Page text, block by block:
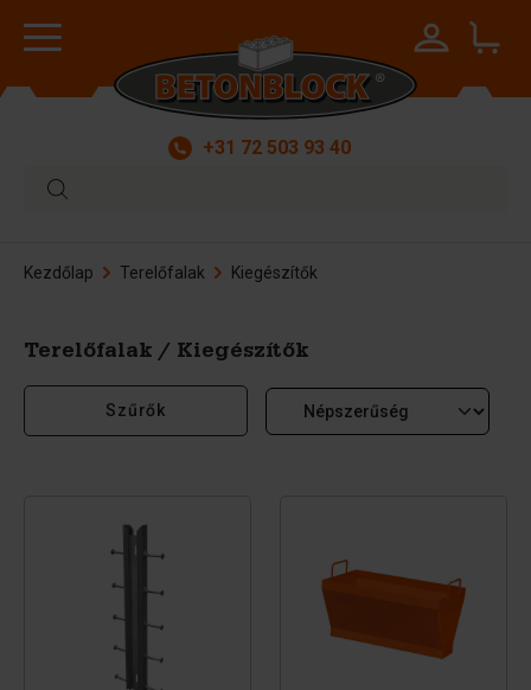
+31 72 503 93 40
Kezdőlap Terelőfalak Kiegészítők
Terelőfalak / Kiegészítők
Szűrők